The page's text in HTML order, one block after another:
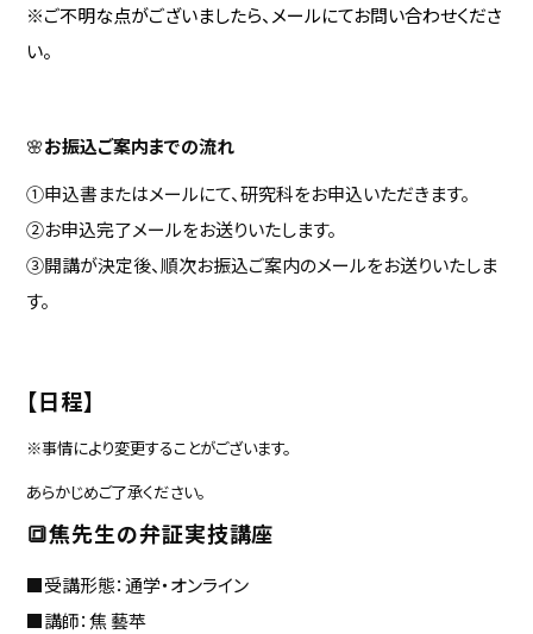
※ご不明な点がございましたら、メールにてお問い合わせくださ
い。
🌸お振込ご案内までの流れ
①申込書またはメールにて、研究科をお申込いただきます。
②お申込完了メールをお送りいたします。
③開講が決定後、順次お振込ご案内のメールをお送りいたしま
す。
【日程】
※事情により変更することがございます。
あらかじめご了承ください。
🔳焦先生の弁証実技講座
■受講形態：通学・オンライン
■講師：焦 藝苹